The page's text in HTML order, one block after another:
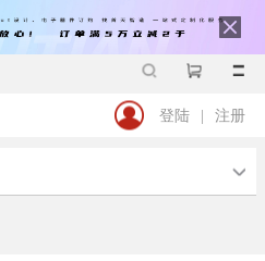
登陆 | 注册